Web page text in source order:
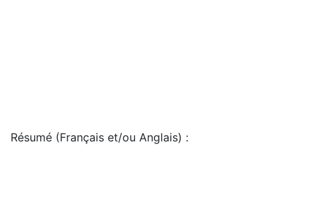
Résumé (Français et/ou Anglais) :